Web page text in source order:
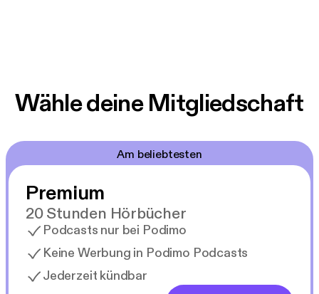
Wähle deine Mitgliedschaft
Am beliebtesten
Premium
20 Stunden Hörbücher
Podcasts nur bei Podimo
Keine Werbung in Podimo Podcasts
Jederzeit kündbar